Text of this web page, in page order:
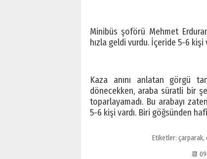
Minibüs şoförü Mehmet
hızla geldi vurdu. İçeride 5-6 kişi
Kaza anını anlatan görgü
dönecekken, araba süratli bir
toparlayamadı. Bu arabayı
5-6 kişi vardı. Biri göğsünden
Etiketler: çarparak,
📆